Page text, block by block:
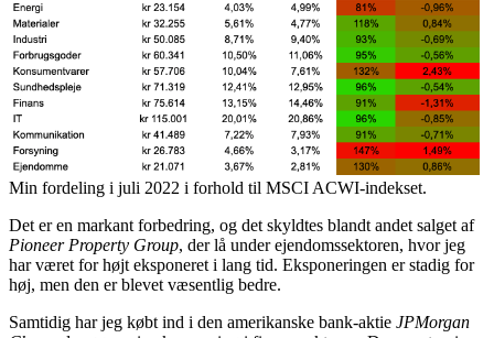
Min fordeling i juli 2022 i forhold til MSCI ACWI-indekset.
Det er en markant forbedring, og det skyldtes blandt andet salget af
Pioneer Property Group, der lå under ejendomssektoren, hvor jeg
har været for højt eksponeret i lang tid. Eksponeringen er stadig for
høj, men den er blevet væsentlig bedre.
Samtidig har jeg købt ind i den amerikanske bank-aktie JPMorgan